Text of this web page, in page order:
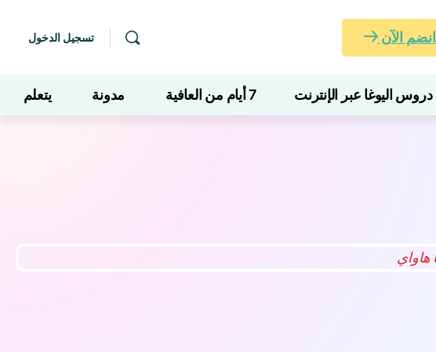
انضم الآن تسجيل الدخول
دروس اليوغا عبر الإنترنت 7 أيام من العافية مدونة يتعلم